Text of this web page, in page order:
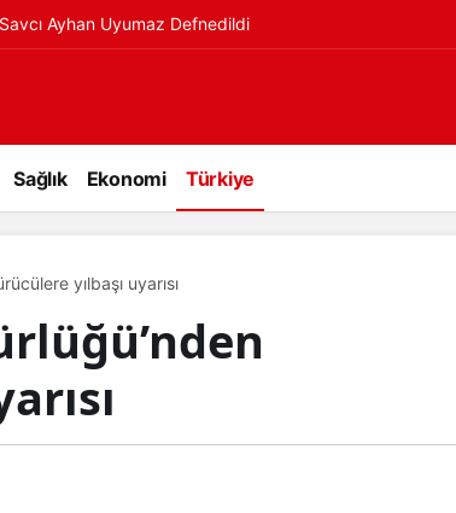
Ayhan Uyumaz Defnedildi
Sağlık Ekonomi Türkiye
yılbaşı uyarısı